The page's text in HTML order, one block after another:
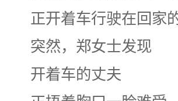
正开着车行驶在回家
突然，郑女士发现
开着车的丈夫